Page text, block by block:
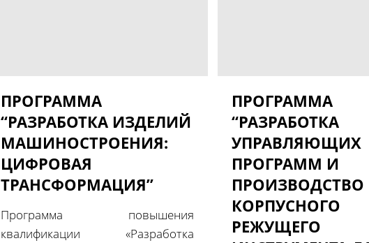
ПРОГРАММА
“РАЗРАБОТКА ИЗДЕЛИЙ
МАШИНОСТРОЕНИЯ:
ЦИФРОВАЯ
ТРАНСФОРМАЦИЯ”
Программа повышения
квалификации «Разработка
ПРОГРАММА
“РАЗРАБОТКА
УПРАВЛЯЮЩИХ
ПРОГРАММ И
ПРОИЗВОДСТВО
КОРПУСНОГО
РЕЖУЩЕГО